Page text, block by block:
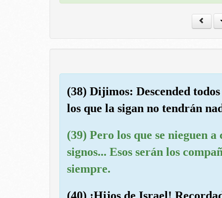
(38) Dijimos: Descended
los que la sigan no tendrán
(39) Pero los que se nieguen
signos... Esos serán los
siempre.
(40) ¡Hijos de Israel!